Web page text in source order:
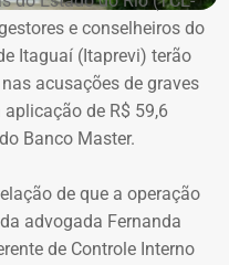
e conselheiros do
Itaguaí (Itaprevi) terão
acusações de graves
de R$ 59,6
Banco Master.
de que a operação
advogada Fernanda
de Controle Interno